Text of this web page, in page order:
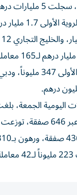
صفقة، أكبرها في:
وبلغت
مليار درهم، نتجت عبر